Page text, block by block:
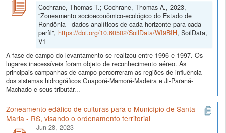
Cochrane, Thomas T.; Cochrane, Thomas A., 2023,
"Zoneamento socioeconômico-ecológico do Estado de
Rondônia - dados analíticos de cada horizonte para cada
perfil", https://doi.org/10.60502/SoilData/WI9BIH, SoilData,
V1
A fase de campo do levantamento se realizou entre 1996 e 1997. Os
lugares inacessíveis foram objeto de reconhecimento aéreo. As
principais campanhas de campo percorreram as regiões de influência
dos sistemas hidrográficos Guaporé-Mamoré-Madeira e Ji-Paraná-
Machado e seus tributár...
Zoneamento edáfico de culturas para o Município de Santa
Maria - RS, visando o ordenamento territorial
Jun 28, 2023